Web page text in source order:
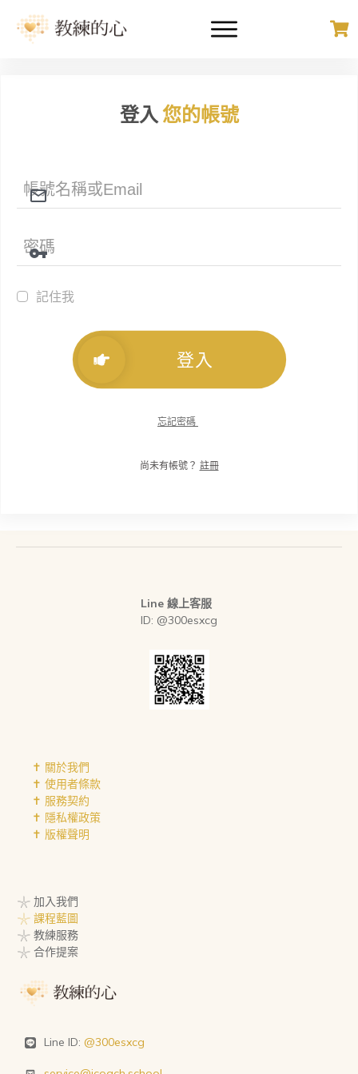
登入您的帳號
記住我
登入
忘記密碼
尚未有帳號？ 註冊
Line 線上客服
ID: @300esxcg
✝︎ 關於我們
✝︎ 使用者條款
✝︎ 服務契約
✝︎ 隱私權政策
✝︎ 版權聲明
𓇼 加入我們
𓇼 課程藍圖
𓇼 教練服務
𓇼 合作提案
Line ID: @300esxcg